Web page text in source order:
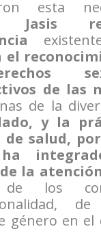
esta
Jasis
el
de las
de la
y la
de salud,
la
de los
de
género en el